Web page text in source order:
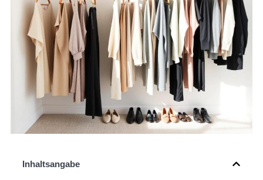
Inhaltsangabe